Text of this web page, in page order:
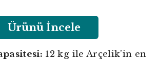
Ürünü İncele
12 kg ile Arçelik’in en